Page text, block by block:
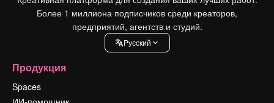
Более 1 миллиона подписчиков среди креаторов,
предприятий, агентств и студий.
Pусский
Продукция
Spaces